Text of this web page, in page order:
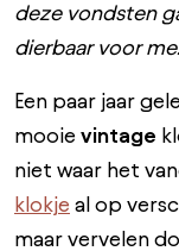
deze vondsten
dierbaar voor me.
Een paar jaar
mooie vintage
niet waar het
klokje al op
maar vervelen